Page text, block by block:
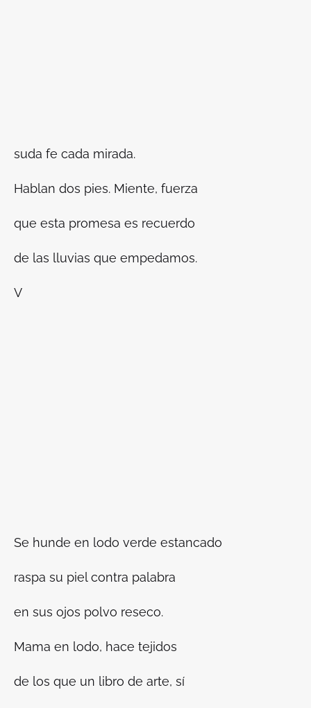
suda fe cada mirada.
Hablan dos pies. Miente, fuerza
que esta promesa es recuerdo
de las lluvias que empedamos.
V
Se hunde en lodo verde estancado
raspa su piel contra palabra
en sus ojos polvo reseco.
Mama en lodo, hace tejidos
de los que un libro de arte, sí